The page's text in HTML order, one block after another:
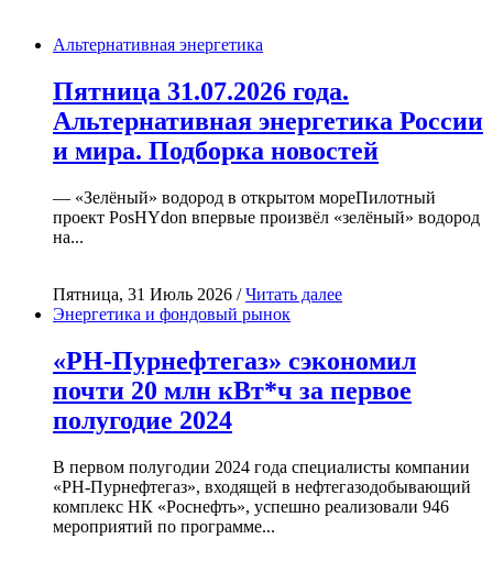
Альтернативная энергетика
Пятница 31.07.2026 года.
Альтернативная энергетика России
и мира. Подборка новостей
— «Зелёный» водород в открытом мореПилотный
проект PosHYdon впервые произвёл «зелёный» водород
на...
Пятница, 31 Июль 2026 /Читать далее
Энергетика и фондовый рынок
«РН-Пурнефтегаз» сэкономил
почти 20 млн кВт*ч за первое
полугодие 2024
В первом полугодии 2024 года специалисты компании
«РН-Пурнефтегаз», входящей в нефтегазодобывающий
комплекс НК «Роснефть», успешно реализовали 946
мероприятий по программе...